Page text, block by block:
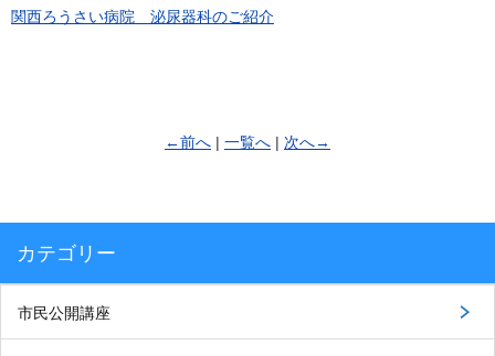
関西ろうさい病院 泌尿器科のご紹介
←前へ | 一覧へ | 次へ→
カテゴリー
市民公開講座